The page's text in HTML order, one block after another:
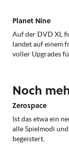
Planet Nine
Auf der DVD XL
landet auf einem
voller Upgrades
Noch
Zerospace
Ist das etwa ein
alle Spielmodi
begeistert.